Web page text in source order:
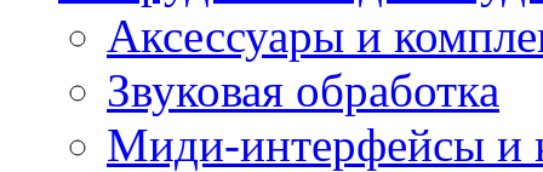
Аксессуары и
Звуковая обработка
Миди-интерфейсы и